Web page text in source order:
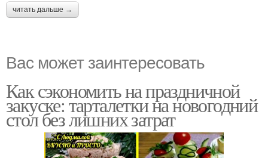
читать дальше →
Вас может заинтересовать
Как сэкономить на праздничной
закуске: тарталетки на новогодний
стол без лишних затрат